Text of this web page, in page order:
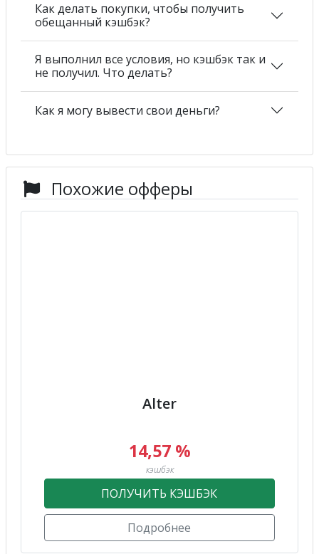
Как делать покупки, чтобы получить
обещанный кэшбэк?
Я выполнил все условия, но кэшбэк так и
не получил. Что делать?
Как я могу вывести свои деньги?
Похожие офферы
Alter
14,57 %
кэшбэк
ПОЛУЧИТЬ КЭШБЭК
Подробнее